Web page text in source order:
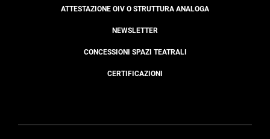
ATTESTAZIONE OIV O STRUTTURA ANALOGA
NEWSLETTER
CONCESSIONI SPAZI TEATRALI
CERTIFICAZIONI